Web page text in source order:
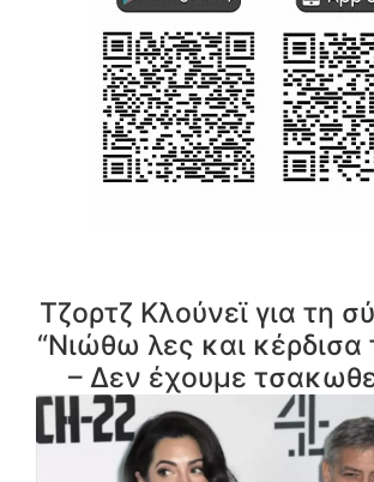
Τζορτζ Κλούνεϊ για τη
“Νιώθω λες και κέρδισα
– Δεν έχουμε